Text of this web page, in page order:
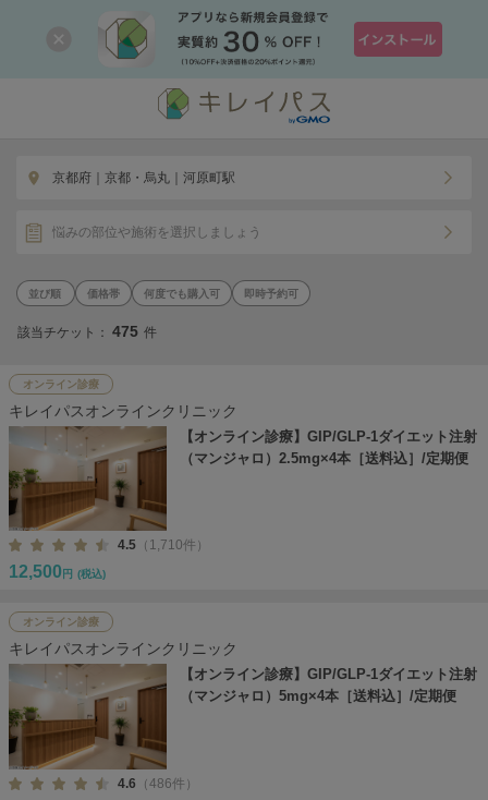
京都府｜京都・烏丸｜河原町駅
悩みの部位や施術を選択しましょう
価格帯 何度でも購入可 即時予約可
該当チケット： 475 件
オンライン診療
キレイパスオンラインクリニック
【オンライン診療】GIP/GLP-1ダイエット注射
（マンジャロ）2.5mg×4本［送料込］/定期便
4.5 （1,710件）
12,500 円 (税込)
オンライン診療
キレイパスオンラインクリニック
【オンライン診療】GIP/GLP-1ダイエット注射
（マンジャロ）5mg×4本［送料込］/定期便
4.6 （486件）